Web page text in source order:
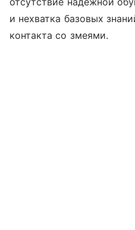
и нехватка базовых
контакта со змеями.